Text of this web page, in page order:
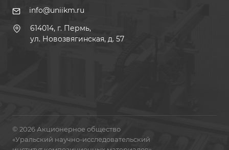
info@uniikm.ru
614014, г. Пермь,
ул. Новозвягинская, д. 57
© 2026 Акционерное общество
«Уральский научно-исследовательский